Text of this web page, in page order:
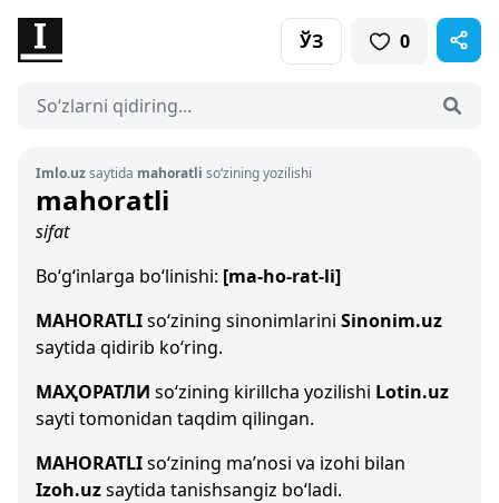
ЎЗ 0
Imlo.uzsaytida mahoratli so‘zining yozilishi
mahoratli
sifat
Bo‘g‘inlarga bo‘linishi: [ma-ho-rat-li]
MAHORATLIso‘zining sinonimlarini Sinonim.uz
saytida qidirib ko‘ring.
МАҲОРАТЛИ so‘zining kirillcha yozilishi Lotin.uz
sayti tomonidan taqdim qilingan.
MAHORATLIso‘zining ma’nosi va izohi bilan
Izoh.uzsaytida tanishsangiz bo‘ladi.